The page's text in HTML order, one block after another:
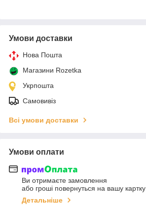
Умови доставки
Нова Пошта
Магазини Rozetka
Укрпошта
Самовивіз
Всі умови доставки
Умови оплати
Ви отримаєте замовлення
або гроші повернуться на вашу картку
Детальніше